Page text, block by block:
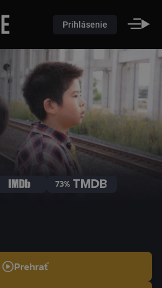
Prihlásenie
73%
Prehrať